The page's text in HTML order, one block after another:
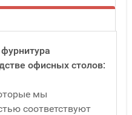
офисных столов:
мы
соответствуют